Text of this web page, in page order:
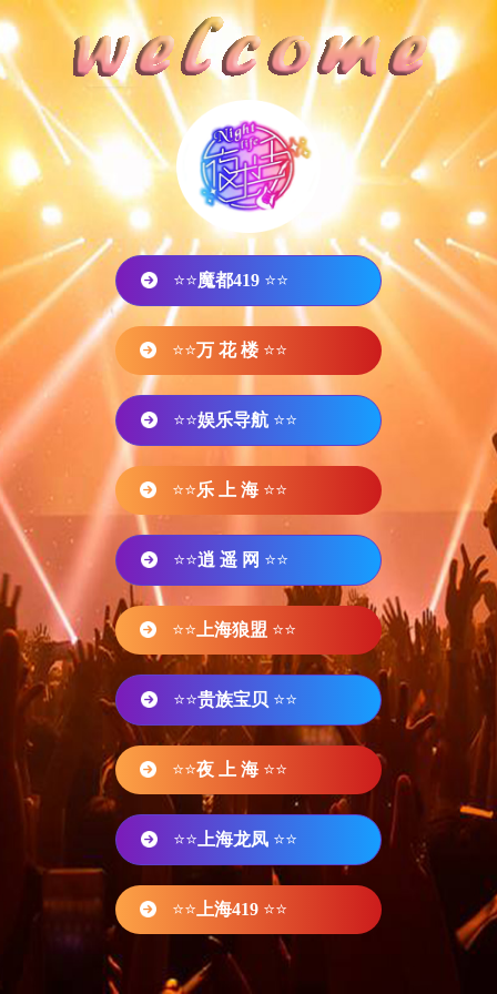
⭐⭐魔都419 ⭐⭐
⭐⭐万 花 楼 ⭐⭐
⭐⭐娱乐导航 ⭐⭐
⭐⭐乐 上 海 ⭐⭐
⭐⭐逍 遥 网 ⭐⭐
⭐⭐ 上海狼盟 ⭐⭐
⭐⭐贵族宝贝 ⭐⭐
⭐⭐夜 上 海 ⭐⭐
⭐⭐ 上海龙凤 ⭐⭐
⭐⭐ 上海419 ⭐⭐